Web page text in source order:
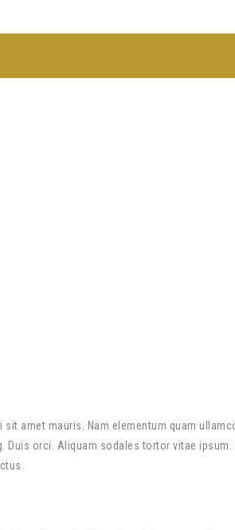
amet mauris. Nam elementum quam
orci. Aliquam sodales tortor vitae